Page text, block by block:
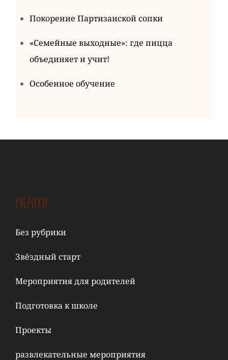
Покорение Партизанской сопки
«Семейные выходные»: где пицца
объединяет и учит!
Особенное обучение
РУБРИКИ
Без рубрики
Звёздный старт
Мероприятия для родителей
Подготовка к школе
Проекты
развлекательные мероприятия